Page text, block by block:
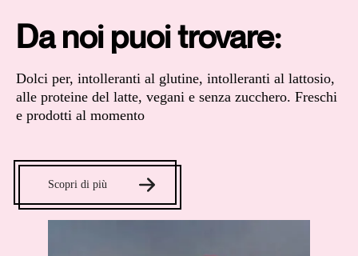
Da noi puoi trovare:
Dolci per, intolleranti al glutine, intolleranti al lattosio,
alle proteine del latte, vegani e senza zucchero. Freschi
e prodotti al momento
Scopri di più